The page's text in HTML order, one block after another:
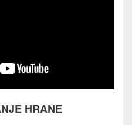
HRANE